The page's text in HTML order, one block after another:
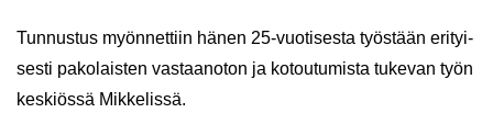
Tun­nus­tus myön­net­tiin hänen 25-​vuotisesta työs­tään eri­tyi­
ses­ti pa­ko­lais­ten vas­taan­o­ton ja ko­tou­tu­mis­ta tu­ke­van työn
kes­kiös­sä Mik­ke­lis­sä.